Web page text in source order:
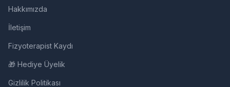
Hakkımızda
İletişim
Fizyoterapist Kaydı
🎁 Hediye Üyelik
Gizlilik Politikası